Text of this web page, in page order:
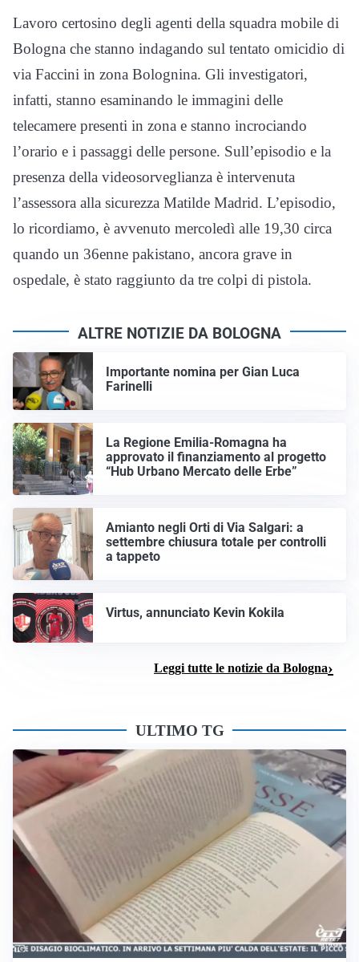
Lavoro certosino degli agenti della squadra mobile di
Bologna che stanno indagando sul tentato omicidio di
via Faccini in zona Bolognina. Gli investigatori,
infatti, stanno esaminando le immagini delle
telecamere presenti in zona e stanno incrociando
l’orario e i passaggi delle persone. Sull’episodio e la
presenza della videosorveglianza è intervenuta
l’assessora alla sicurezza Matilde Madrid. L’episodio,
lo ricordiamo, è avvenuto mercoledì alle 19,30 circa
quando un 36enne pakistano, ancora grave in
ospedale, è stato raggiunto da tre colpi di pistola.
ALTRE NOTIZIE DA BOLOGNA
Importante nomina per Gian Luca
Farinelli
La Regione Emilia-Romagna ha
approvato il finanziamento al progetto
“Hub Urbano Mercato delle Erbe”
Amianto negli Orti di Via Salgari: a
settembre chiusura totale per controlli
a tappeto
Virtus, annunciato Kevin Kokila
Leggi tutte le notizie da Bologna
ULTIMO TG